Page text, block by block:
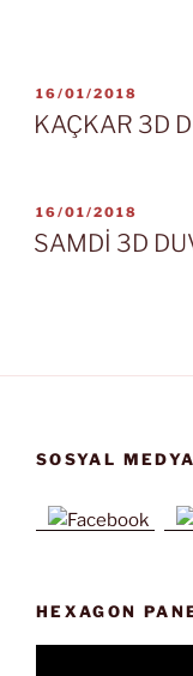
YAYIM
TARIHI
16/01/2018
KAÇKAR 3D
YAYIM
TARIHI
16/01/2018
SAMDİ 3D
SOSYAL
HEXAGON